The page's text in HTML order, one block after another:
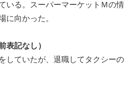
いる。スーパーマーケットＭの情
に向かった。
表記なし）
していたが、退職してタクシーの